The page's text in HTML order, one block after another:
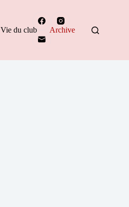
Vie du club Archive